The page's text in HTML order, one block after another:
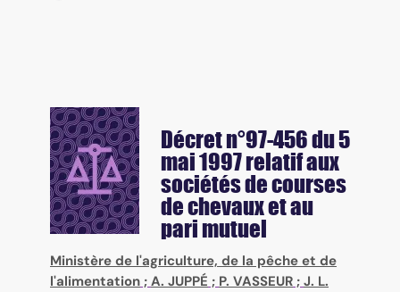
Décret n°97-456 du 5
mai 1997 relatif aux
sociétés de courses
de chevaux et au
pari mutuel
Ministère de l'agriculture, de la pêche et de
l'alimentation ; A. JUPPÉ ; P. VASSEUR ; J. L.